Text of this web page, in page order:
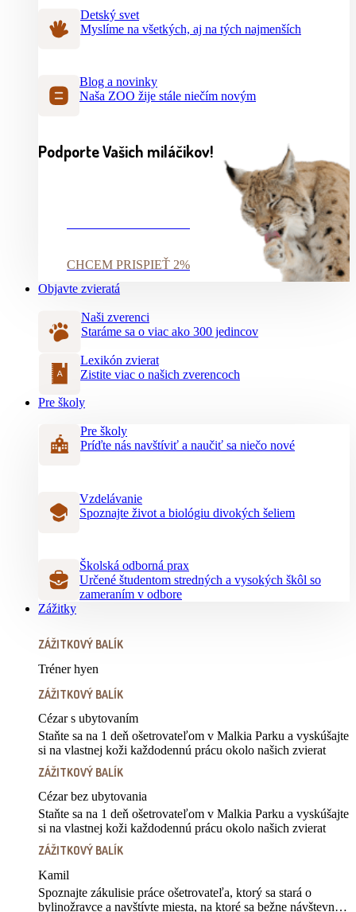
Detský svet
Myslíme na všetkých, aj na tých najmenších
Blog a novinky
Naša ZOO žije stále niečím novým
Podporte Vašich miláčikov!
CHCEM PRISPIEŤ 2%
Objavte zvieratá
Naši zverenci
Staráme sa o viac ako 300 jedincov
Lexikón zvierat
Zistite viac o našich zverencoch
Pre školy
Pre školy
Príďte nás navštíviť a naučiť sa niečo nové
Vzdelávanie
Spoznajte život a biológiu divokých šeliem
Školská odborná prax
Určené študentom stredných a vysokých škôl so
zameraním v odbore
Zážitky
ZÁŽITKOVÝ BALÍK
Tréner hyen
ZÁŽITKOVÝ BALÍK
Cézar s ubytovaním
Staňte sa na 1 deň ošetrovateľom v Malkia Parku a vyskúšajte
si na vlastnej koži každodennú prácu okolo našich zvierat
ZÁŽITKOVÝ BALÍK
Cézar bez ubytovania
Staňte sa na 1 deň ošetrovateľom v Malkia Parku a vyskúšajte
si na vlastnej koži každodennú prácu okolo našich zvierat
ZÁŽITKOVÝ BALÍK
Kamil
Spoznajte zákulisie práce ošetrovateľa, ktorý sa stará o
bylinožravce a navštívte miesta, na ktoré sa bežne návštevník